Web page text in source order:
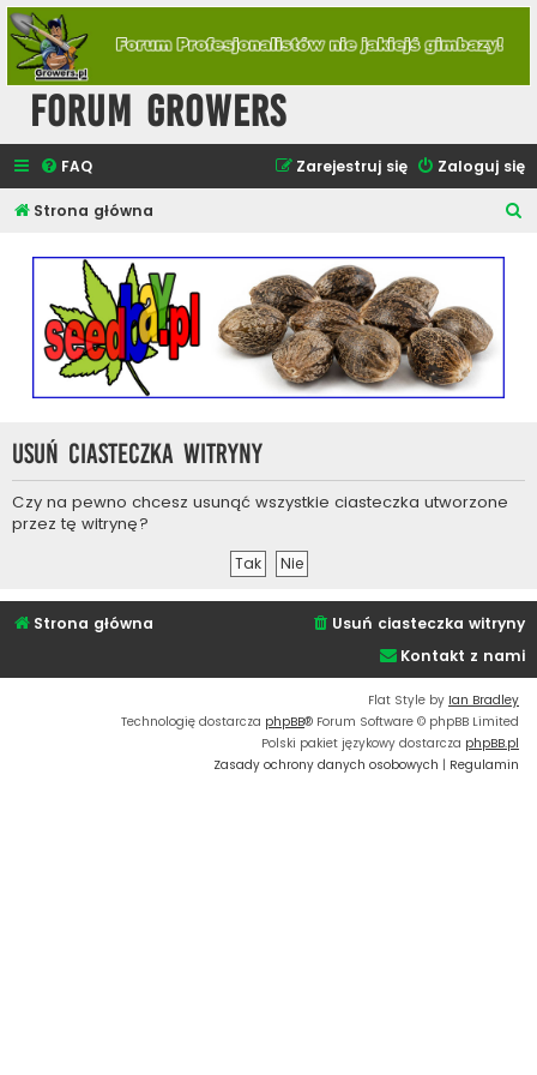
Forum Growers
FAQ Zaloguj się
Zarejestruj się
Strona główna
Usuń ciasteczka witryny
Czy na pewno chcesz usunąć wszystkie ciasteczka utworzone
przez tę witrynę?
Strona główna
Usuń ciasteczka witryny
Kontakt z nami
Flat Style by Ian Bradley
Technologię dostarcza phpBB® Forum Software © phpBB Limited
Polski pakiet językowy dostarcza phpBB.pl
Zasady ochrony danych osobowych | Regulamin